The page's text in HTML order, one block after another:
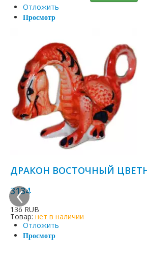
Отложить
Просмотр
ДРАКОН ВОСТОЧНЫЙ
3134
136 RUB
Товар: нет в наличии
Отложить
Просмотр
‹